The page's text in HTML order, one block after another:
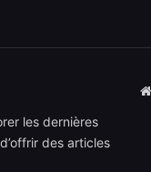
les dernières
des articles